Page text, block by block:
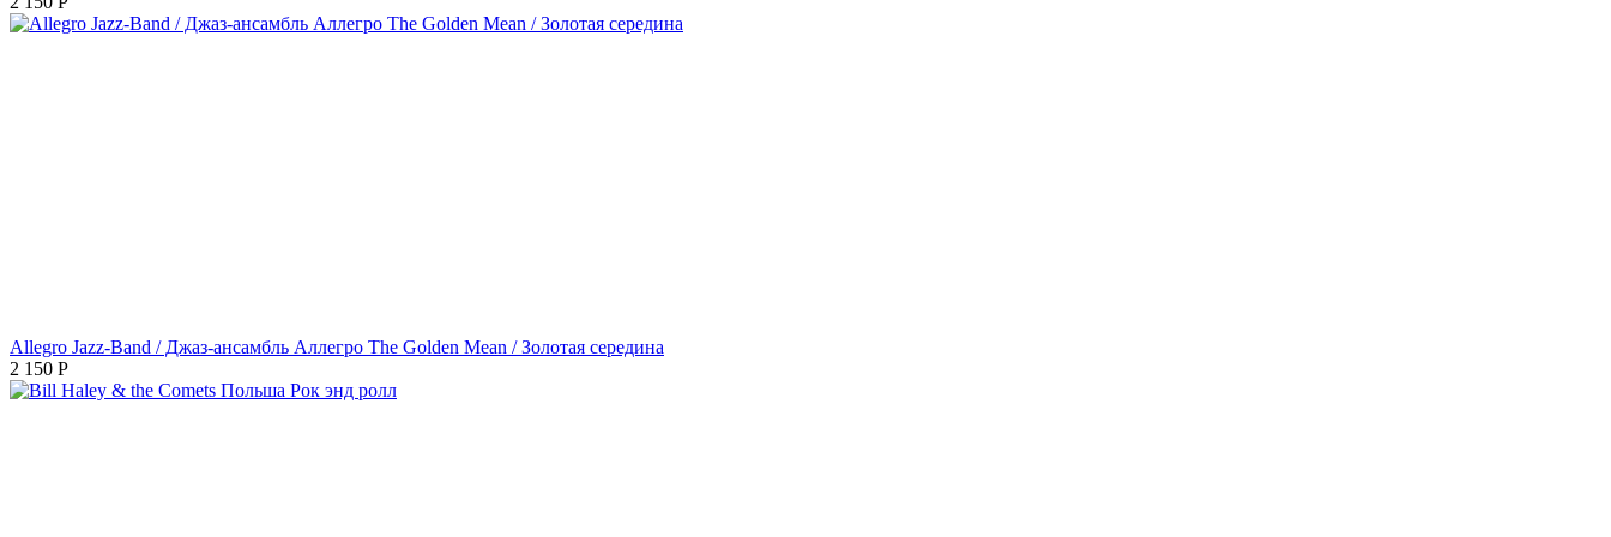
Allegro Jazz-Band / Джаз-ансамбль Аллегро The Golden Mean / Золотая середина
2 150 Р